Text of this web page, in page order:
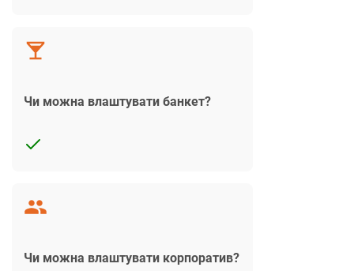
Чи можна влаштувати банкет?
Чи можна влаштувати корпоратив?